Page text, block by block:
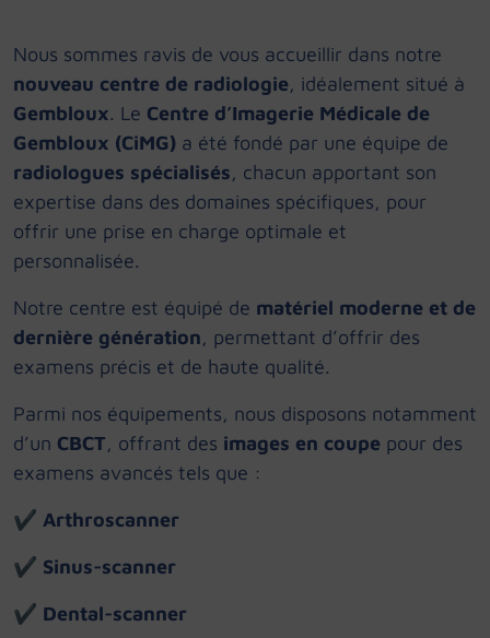
Nous sommes ravis de vous accueillir dans notre
nouveau centre de radiologie, idéalement situé à
Gembloux. Le Centre d’Imagerie Médicale de
Gembloux (CiMG) a été fondé par une équipe de
radiologues spécialisés, chacun apportant son
expertise dans des domaines spécifiques, pour
offrir une prise en charge optimale et
personnalisée.
Notre centre est équipé de matériel moderne et de
dernière génération, permettant d’offrir des
examens précis et de haute qualité.
Parmi nos équipements, nous disposons notamment
d’un CBCT, offrant des images en coupe pour des
examens avancés tels que :
✔ Arthroscanner
✔ Sinus-scanner
✔ Dental-scanner